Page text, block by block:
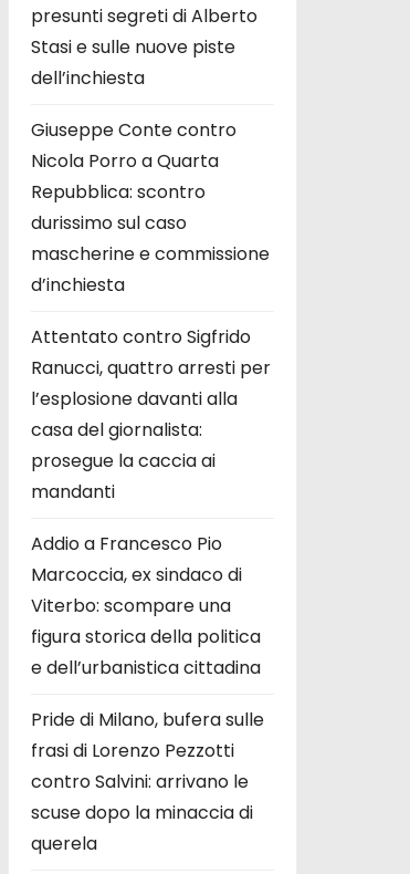
presunti segreti di Alberto
Stasi e sulle nuove piste
dell’inchiesta
Giuseppe Conte contro
Nicola Porro a Quarta
Repubblica: scontro
durissimo sul caso
mascherine e commissione
d’inchiesta
Attentato contro Sigfrido
Ranucci, quattro arresti per
l’esplosione davanti alla
casa del giornalista:
prosegue la caccia ai
mandanti
Addio a Francesco Pio
Marcoccia, ex sindaco di
Viterbo: scompare una
figura storica della politica
e dell’urbanistica cittadina
Pride di Milano, bufera sulle
frasi di Lorenzo Pezzotti
contro Salvini: arrivano le
scuse dopo la minaccia di
querela